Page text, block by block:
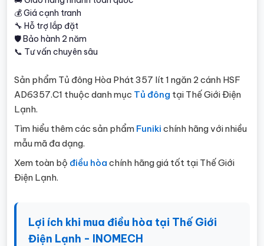
💰 Giá cạnh tranh
🔧 Hỗ trợ lắp đặt
🛡️ Bảo hành 2 năm
📞 Tư vấn chuyên sâu
Sản phẩm Tủ đông Hòa Phát 357 lít 1 ngăn 2 cánh HSF
AD6357.C1 thuộc danh mục Tủ đông tại Thế Giới Điện
Lạnh.
Tìm hiểu thêm các sản phẩm Funiki chính hãng với nhiều
mẫu mã đa dạng.
Xem toàn bộ điều hòa chính hãng giá tốt tại Thế Giới
Điện Lạnh.
Lợi ích khi mua điều hòa tại Thế Giới
Điện Lạnh - INOMECH